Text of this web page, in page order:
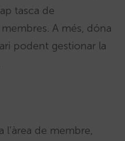
tasca de
A més, dóna
podent gestionar la
de membre,